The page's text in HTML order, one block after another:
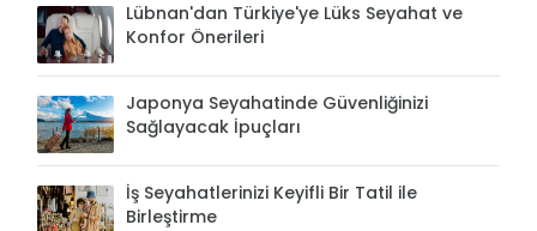
Lübnan'dan Türkiye'ye Lüks Seyahat ve
Konfor Önerileri
Japonya Seyahatinde Güvenliğinizi
Sağlayacak İpuçları
İş Seyahatlerinizi Keyifli Bir Tatil ile
Birleştirme